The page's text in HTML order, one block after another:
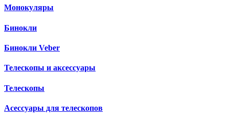
Монокуляры
Бинокли
Бинокли Veber
Телескопы и аксессуары
Телескопы
Асессуары для телескопов